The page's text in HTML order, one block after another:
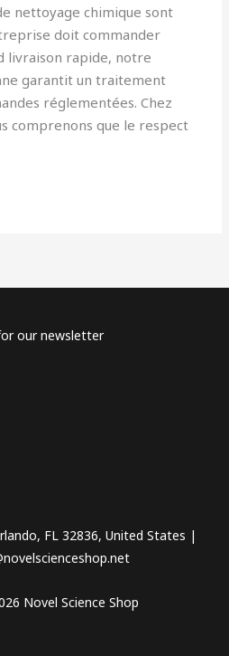
nettoyage chimique sont
doit commander
livraison rapide, notre
garantit un traitement
réglementées. Chez
comprenons que le respect
our newsletter
FL 32836, United States |
Novel Science Shop